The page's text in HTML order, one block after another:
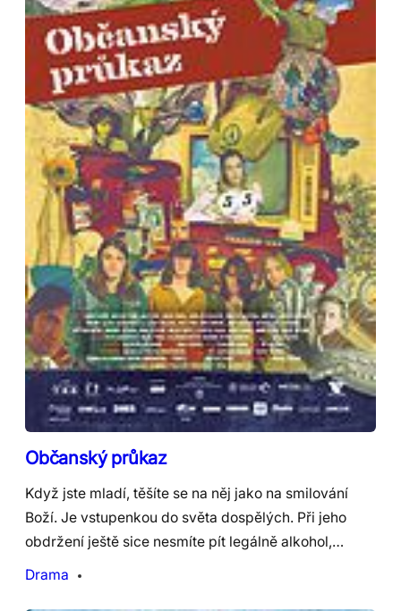
Občanský průkaz
Když jste mladí, těšíte se na něj jako na smilování
Boží. Je vstupenkou do světa dospělých. Při jeho
obdržení ještě sice nesmíte pít legálně alkohol,…
Drama